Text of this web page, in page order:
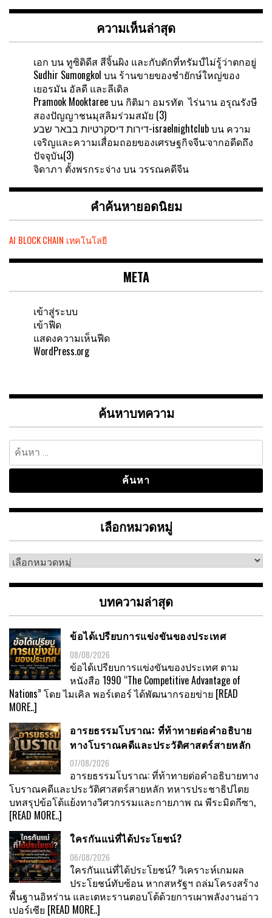
ความเห็นล่าสุด
เอก บนทูซิดิดีส สีจิ้นผิง และกับดักที่ทรัมป์ไม่รู้ว่าตกอยู่
Sudhir Sumongkol บน ร้านขายของชำยักษ์ใหญ่ของ
เยอรมัน อัลดี และลีเดิล
Pramook Mooktareeบน กิติมา อมรทัต ไร่นาน อรุณรังษี
สองปัญญาชนมุสลิมร่วมสมัย (3)
דירות דיסקרטיות בבאר שבע-israelnightclubบน ความ
เจริญและความเสื่อมถอยของเศรษฐกิจจีน:จากอดีดถึง
ปัจจุบัน(3)
จิดาภา ตั้งพรกระจ่าง บน วรรณคดีจีน
คำค้นหายอดนิยม
AI BLOCK CHAIN เทคโนโลยี
META
เข้าสู่ระบบ
เข้าฟีด
แสดงความเห็นฟีด
WordPress.org
ค้นหาบทความ
ค้นหา
สำหรับ:
เลือกหมวดหมู่
เลือก
หมู่
บทความล่าสุด
ข้อได้เปรียบการแข่งขันของประเทศ
08/08/2026
ข้อได้เปรียบการแข่งขันของประเทศ ตาม
หนังสือ 1990 “The Competitive Advantage of
Nations” โดย ไมเคิล พอร์เตอร์ ได้พัฒนากรอยข่าย [READ
MORE..]
อารยธรรมโบราณ: ที่ท้าทายต่อคำอธิบาย
ทางโบราณคดีและประวัติศาสตร์สายหลัก
07/08/2026
อารยธรรมโบราณ: ที่ท้าทายต่อคำอธิบายทาง
โบราณคดีและประวัติศาสตร์สายหลัก ทหารประชาธิปไตย
บทสรุปข้อโต้แย้งทางวิศวกรรมและกายภาพ ณ พีระมิดกีซา,
[READ MORE..]
ใครกันแน่ที่ได้ประโยชน์?
06/08/2026
ใครกันแน่ที่ได้ประโยชน์? วิเคราะห์เกมผล
ประโยชน์ทับซ้อน หากสหรัฐฯ ถล่มโครงสร้าง
พื้นฐานอิหร่าน และเตหะรานตอบโต้ด้วยการเผาพลังงานอ่าว
เปอร์เซีย [READ MORE..]